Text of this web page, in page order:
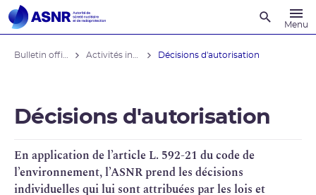
Menu
Décisions d'autorisation
Décisions d'autorisation
En application de l’article L. 592-21 du code de
l’environnement, l’ASNR prend les décisions
individuelles qui lui sont attribuées par les lois et